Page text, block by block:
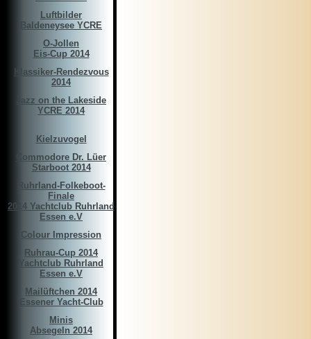
Luftbilder
Baldeneysee YCRE
O-Jollen
Eis-Cup 2014
Klassiker-Rendezvous
2014
Jazz on the Lakeside
YCRE 2014
Kielzuvogel
Commodore Dr. Lüer
Starboot 2014
Ruhrland-Folkeboot-
Finale
2014 Yachtclub Ruhrland
Essen e.V
Colour Impression
Ruhrau-Cup 2014
Yachtclub Ruhrland
Essen e.V
Mailüftchen 2014
Essener Yacht-Club
Minis
Absegeln 2014